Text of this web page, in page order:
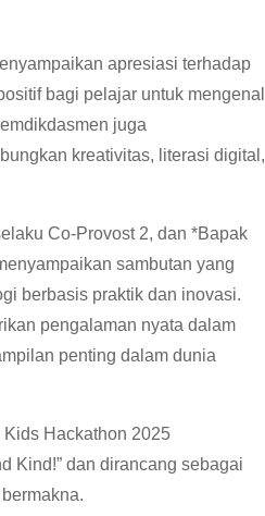
apresiasi terhadap
bagi pelajar untuk mengenal
juga
kreativitas, literasi digital,
Co-Provost 2, dan *Bapak
sambutan yang
berbasis praktik dan inovasi.
pengalaman nyata dalam
penting dalam dunia
Hackathon 2025
Kind!” dan dirancang sebagai